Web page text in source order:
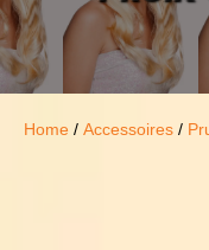
Home / Accessoires /